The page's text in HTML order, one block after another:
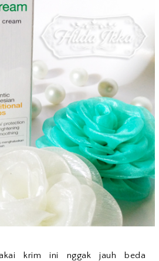
krim ini nggak jauh beda